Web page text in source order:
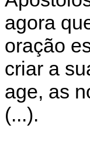
agora
oração
criar a
age, as
(...).